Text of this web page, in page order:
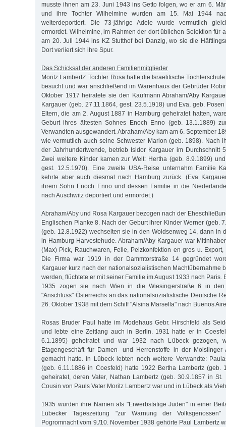
musste ihnen am 23. Juni 1943 ins Getto folgen, wo er am 6.
und ihre Tochter Wilhelmine wurden am 15. Mai 1944
weiterdeportiert. Die 73-jährige Adele wurde vermutlich
ermordet. Wilhelmine, im Rahmen der dort üblichen Selektion für
am 20. Juli 1944 ins KZ Stutthof bei Danzig, wo sie die
Dort verliert sich ihre Spur.
Das Schicksal der anderen Familienmitglieder
Moritz Lambertz‘ Tochter Rosa hatte die Israelitische
besucht und war anschließend im Warenhaus der Gebrüder
Oktober 1917 heiratete sie den Kaufmann Abraham/Aby
Kargauer (geb. 27.11.1864, gest. 23.5.1918) und Eva, geb.
Eltern, die am 2. August 1887 in Hamburg geheiratet hatten,
Geburt ihres ältesten Sohnes Enoch Enno (geb. 13.1.1889)
Verwandten ausgewandert. Abraham/Aby kam am 6. September
wie vermutlich auch seine Schwester Marion (geb. 1898). Nach
der Jahrhundertwende, betrieb Isidor Kargauer im Durchschnitt
Zwei weitere Kinder kamen zur Welt: Hertha (geb. 8.9.1899)
gest. 12.5.1970). Eine zweite USA-Reise unternahm Familie
kehrte aber auch diesmal nach Hamburg zurück. (Eva
ihrem Sohn Enoch Enno und dessen Familie in die
nach Auschwitz deportiert und ermordet.)
Abraham/Aby und Rosa Kargauer bezogen nach der
Englischen Planke 8. Nach der Geburt ihrer Kinder Werner (geb.
(geb. 12.8.1922) wechselten sie in den Woldsenweg 14, dann in
in Hamburg-Harvestehude. Abraham/Aby Kargauer war
(Max) Pick, Rauchwaren, Felle, Pelzkonfektion en gros u.
Die Firma war 1919 in der Dammtorstraße 14 gegründet
Kargauer kurz nach der nationalsozialistischen Machtübernahme
werden, flüchtete er mit seiner Familie im August 1933 nach Paris.
1935 zogen sie nach Wien in die Wiesingerstraße 6 in
"Anschluss" Österreichs an das nationalsozialistische Deutsche
26. Oktober 1938 mit dem Schiff "Alsina Marsella" nach Buenos
Rosas Bruder Paul hatte im Modehaus Gebr. Hirschfeld als
und lebte eine Zeitlang auch in Berlin. 1931 hatte er in
6.1.1895) geheiratet und war 1932 nach Lübeck gezogen,
Etagengeschäft für Damen- und Herrenstoffe in der Moislinger
gemacht hatte. In Lübeck lebten noch weitere Verwandte:
(geb. 6.11.1886 in Coesfeld) hatte 1922 Bertha Lambertz (geb.
geheiratet, deren Vater, Nathan Lambertz (geb. 30.9.1857 in St.
Cousin von Pauls Vater Moritz Lambertz war und in Lübeck als
1935 wurden ihre Namen als "Erwerbstätige Juden" in einer
Lübecker Tageszeitung "zur Warnung der
Pogromnacht vom 9./10. November 1938 gehörte Paul Lambertz